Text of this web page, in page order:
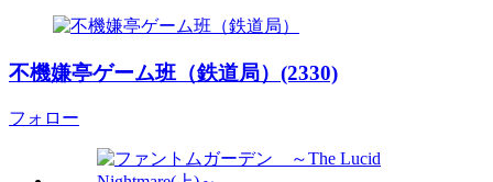
不機嫌亭ゲーム班（鉄道局）(2330)
フォロー